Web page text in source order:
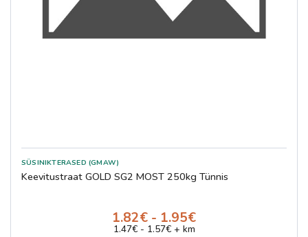
SÜSINIKTERASED (GMAW)
Keevitustraat GOLD SG2 MOST 250kg Tünnis
1.82€ - 1.95€
1.47€ - 1.57€ + km